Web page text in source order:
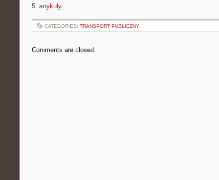
5. artykuly
CATEGORIES: TRANSPORT PUBLICZNY
Comments are closed.